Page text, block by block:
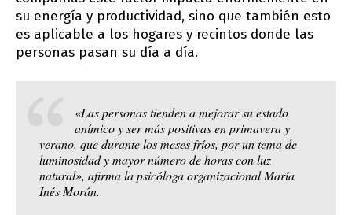
su energía y productividad, sino que también esto
es aplicable a los hogares y recintos donde las
personas pasan su día a día.
«Las personas tienden a mejorar su estado
anímico y ser más positivas en primavera y
verano, que durante los meses fríos, por un tema de
luminosidad y mayor número de horas con luz
natural», afirma la psicóloga organizacional María
Inés Morán.